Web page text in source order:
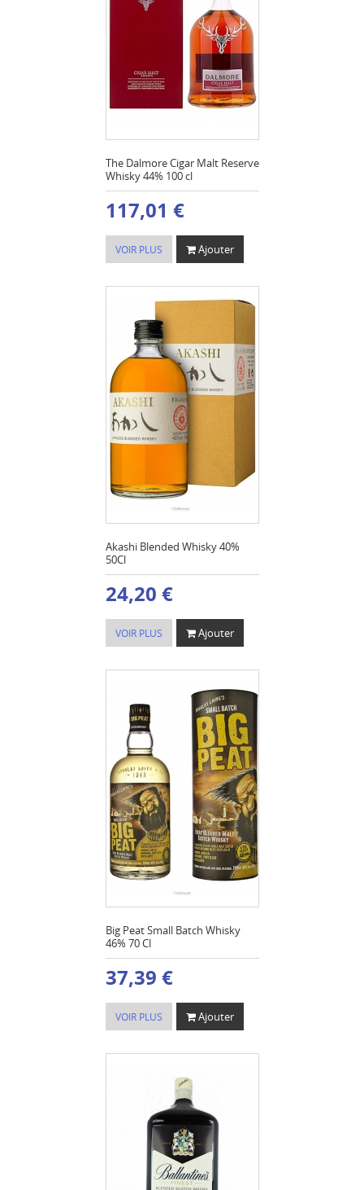
The Dalmore Cigar Malt Reserve
Whisky 44% 100 cl
117,01 €
VOIR PLUS Ajouter
Akashi Blended Whisky 40%
50Cl
24,20 €
VOIR PLUS Ajouter
Big Peat Small Batch Whisky
46% 70 Cl
37,39 €
VOIR PLUS Ajouter